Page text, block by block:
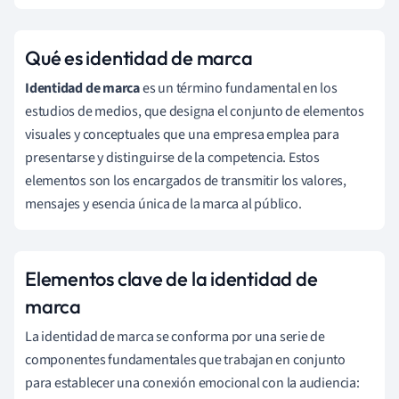
Qué es identidad de marca
Identidad de marcaes un término fundamental en los
estudios de medios, que designa el conjunto de elementos
visuales y conceptuales que una empresa emplea para
presentarse y distinguirse de la competencia. Estos
elementos son los encargados de transmitir los valores,
mensajes y esencia única de la marca al público.
Elementos clave de la identidad de
marca
La identidad de marca se conforma por una serie de
componentes fundamentales que trabajan en conjunto
para establecer una conexión emocional con la audiencia: